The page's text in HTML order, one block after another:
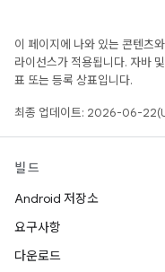
이 페이지에 나와 있는 콘텐츠
라이선스가 적용됩니다. 자바
표 또는 등록 상표입니다.
최종 업데이트: 2026-06-
빌드
Android 저장소
요구사항
다운로드